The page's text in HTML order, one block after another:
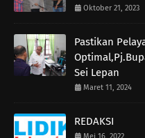
Oktober 21, 2023
Pastikan
Sei Lepan
Maret 11, 2024
REDAKSI
Mei 16, 2022